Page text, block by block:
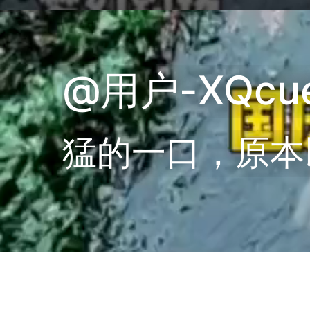
@用户-